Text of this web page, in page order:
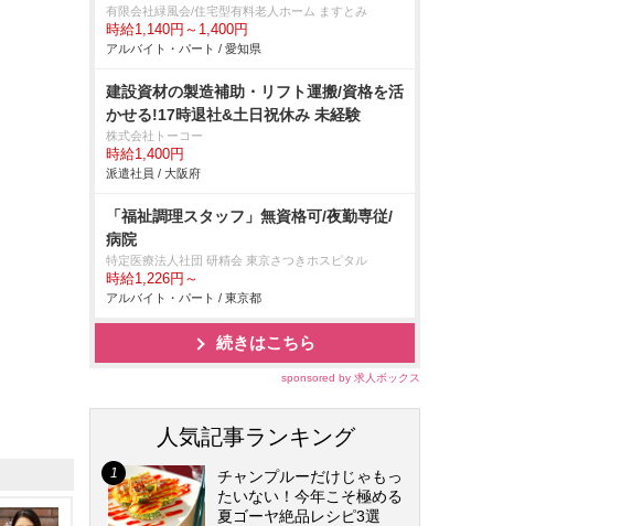
有限会社緑風会/住宅型有料老人ホーム ますとみ
時給1,140円～1,400円
アルバイト・パート / 愛知県
建設資材の製造補助・リフト運搬/資格を活
かせる!17時退社&土日祝休み 未経験
株式会社トーコー
時給1,400円
派遣社員 / 大阪府
「福祉調理スタッフ」無資格可/夜勤専従/
病院
特定医療法人社団 研精会 東京さつきホスピタル
時給1,226円～
アルバイト・パート / 東京都
続きはこちら
sponsored by 求人ボックス
人気記事ランキング
チャンプルーだけじゃもっ
たいない！今年こそ極める
夏ゴーヤ絶品レシピ3選